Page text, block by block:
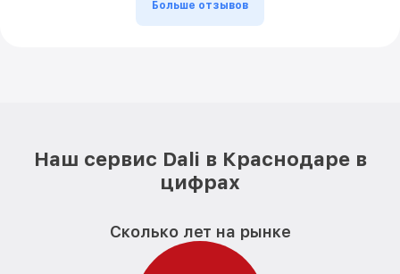
Больше отзывов
Наш сервис Dali в Краснодаре в
цифрах
Сколько лет на рынке